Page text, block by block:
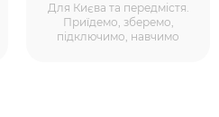
Для Києва та передмістя.
Приїдемо, зберемо,
підключимо, навчимо